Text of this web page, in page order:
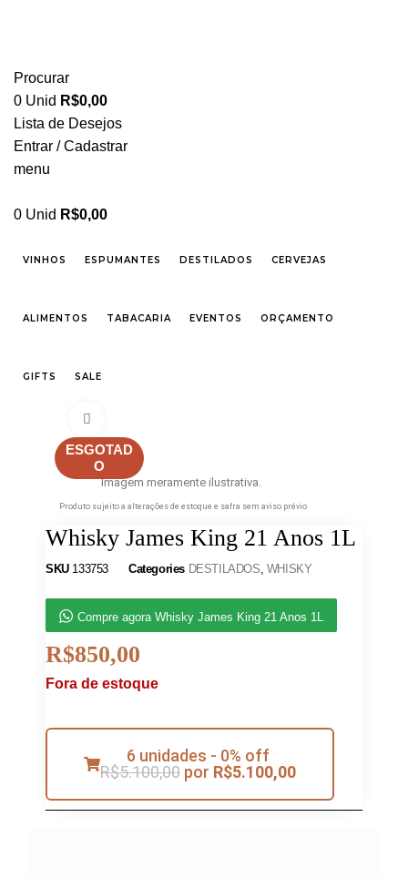
Procurar
0 Unid R$0,00
Lista de Desejos
Entrar / Cadastrar
menu
0 Unid R$0,00
VINHOS ESPUMANTES DESTILADOS CERVEJAS
ALIMENTOS TABACARIA EVENTOS ORÇAMENTO
GIFTS SALE
ESGOTAD
O
Imagem meramente ilustrativa.
Produto sujeito a alterações de estoque e safra sem aviso prévio
Whisky James King 21 Anos 1L
SKU 133753 Categories DESTILADOS, WHISKY
Compre agora Whisky James King 21 Anos 1L
R$850,00
Fora de estoque
6 unidades - 0% off
R$5.100,00 por R$5.100,00